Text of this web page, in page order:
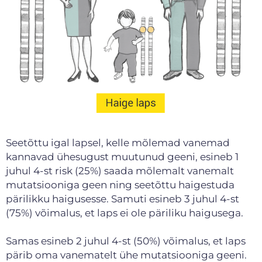
Seetõttu igal lapsel, kelle mõlemad vanemad
kannavad ühesugust muutunud geeni, esineb 1
juhul 4-st risk (25%) saada mõlemalt vanemalt
mutatsiooniga geen ning seetõttu haigestuda
pärilikku haigusesse. Samuti esineb 3 juhul 4-st
(75%) võimalus, et laps ei ole päriliku haigusega.
Samas esineb 2 juhul 4-st (50%) võimalus, et laps
pärib oma vanematelt ühe mutatsiooniga geeni.